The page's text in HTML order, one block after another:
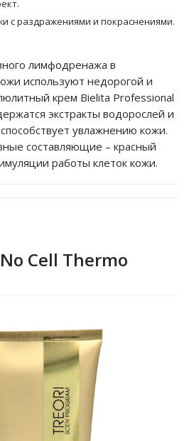
с раздражениями и покраснениями.
лимфодренажа в
используют недорогой и
крем Bielita Professional
экстракты водорослей и
увлажнению кожи.
составляющие – красный
работы клеток кожи.
Cell Thermo